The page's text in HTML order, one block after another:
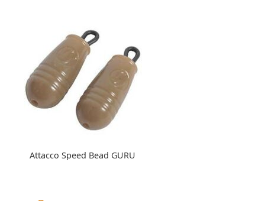
Attacco Speed Bead GURU